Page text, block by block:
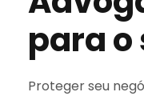
para o
Proteger seu